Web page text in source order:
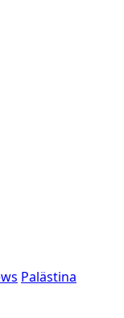
Palästina